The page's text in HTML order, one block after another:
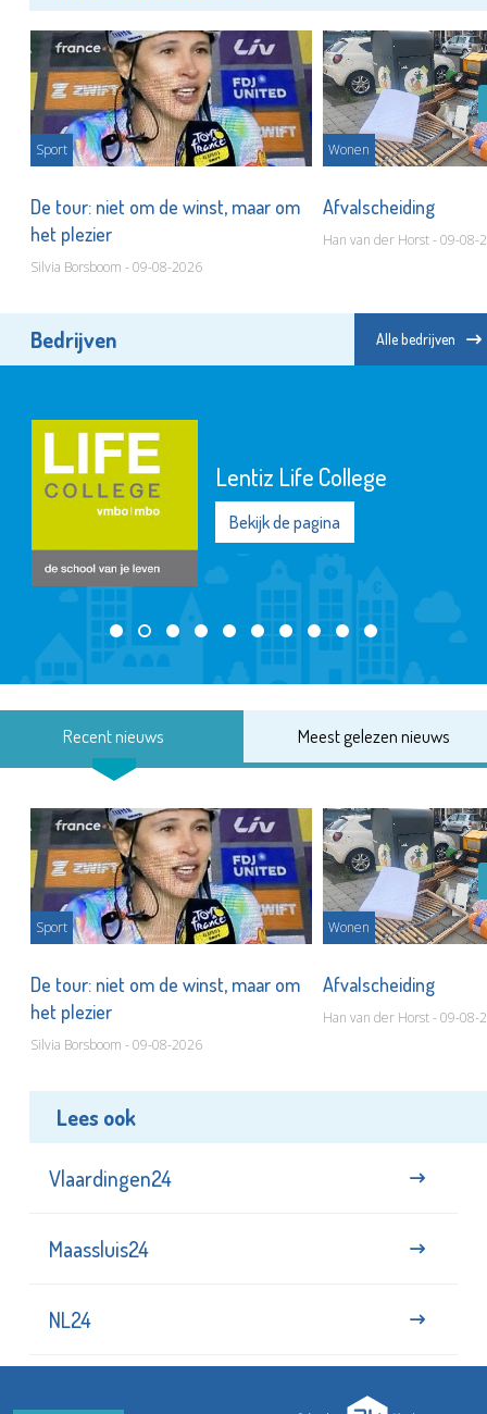
Sport
De tour: niet om de winst, maar om
het plezier
Silvia Borsboom - 09-08-2026
Wonen
Afvalscheiding
Han van der Horst - 09-08-
Bedrijven Alle bedrijven
Lentiz Life College
Bekijk de pagina
Recent nieuws Meest gelezen nieuws
Sport
De tour: niet om de winst, maar om
het plezier
Silvia Borsboom - 09-08-2026
Wonen
Afvalscheiding
Han van der Horst - 09-08-
Lees ook
Vlaardingen24
Maassluis24
NL24